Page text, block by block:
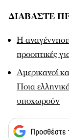
ΔΙΑΒΑΣΤΕ
Η αναγέννηση
προοπτικές
Αμερικανοί
Ποια
υποχωρούν